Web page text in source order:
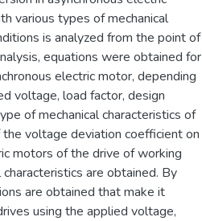
various types of mechanical
is analyzed from the point of
equations were obtained for
electric motor, depending
voltage, load factor, design
of mechanical characteristics of
voltage deviation coefficient on
motors of the drive of working
are obtained. By
are obtained that make it
using the applied voltage,